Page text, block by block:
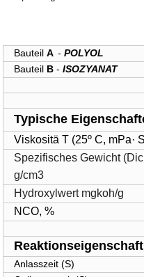
BauteilA -POLYOL
Bauteil B-ISOZYANAT
Typische
Viskositä T (25º C, mPa·
Spezifisches Gewicht
g/cm3
Hydroxylwert mgkoh/g
NCO, %
Reaktionseigenschaft
Anlasszeit (S)